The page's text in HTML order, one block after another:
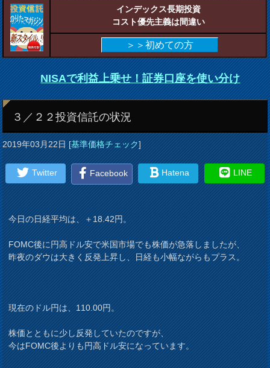
インデックス長期投資
コスト優先主義は間違い
＞＞初めての方
NISAで利益上乗せ！証券口座を使い分け
３／２２投資信託の状況
2019年03月22日[基準価格チェック]
Twitter Facebook Hatena LINE
今日の日経平均は、＋18.42円。
FOMC後に円高ドル安で米国市場でも株価が急落しましたが、
昨夜のダウは大きく反発上昇し、日経も小幅ながらもプラス。
現在のドル円は、110.00円。
株価とともに少し反発していたのですが、
今はFOMC後よりも円高ドル安になっています。